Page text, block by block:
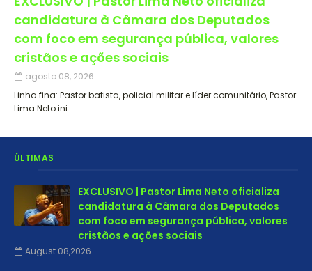
candidatura à Câmara dos Deputados
com foco em segurança pública, valores
cristãos e ações sociais
agosto 08, 2026
Linha fina: Pastor batista, policial militar e líder comunitário, Pastor
Lima Neto ini…
ÚLTIMAS
EXCLUSIVO | Pastor Lima Neto oficializa
candidatura à Câmara dos Deputados
com foco em segurança pública, valores
cristãos e ações sociais
August 08,2026